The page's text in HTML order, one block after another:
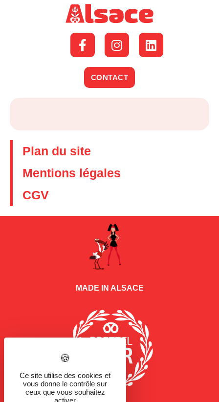
CONTACT
Plan du site
Mentions légales
CGV
MADE IN ALSACE
Ce site utilise des cookies et
vous donne le contrôle sur
ceux que vous souhaitez
activer